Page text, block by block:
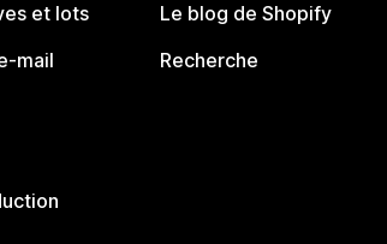
et lots
mail
Le blog de Shopify
Recherche